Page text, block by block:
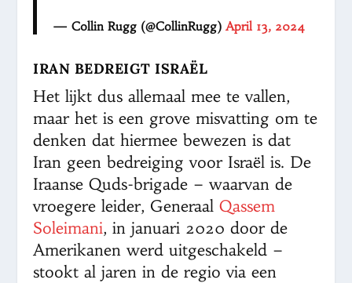
— Collin Rugg (@CollinRugg)April 13, 2024
IRAN BEDREIGT ISRAËL
Het lijkt dus allemaal mee te vallen,
maar het is een grove misvatting om te
denken dat hiermee bewezen is dat
Iran geen bedreiging voor Israël is. De
Iraanse Quds-brigade – waarvan de
vroegere leider, GeneraalQassem
Soleimani, in januari 2020 door de
Amerikanen werd uitgeschakeld –
stookt al jaren in de regio via een